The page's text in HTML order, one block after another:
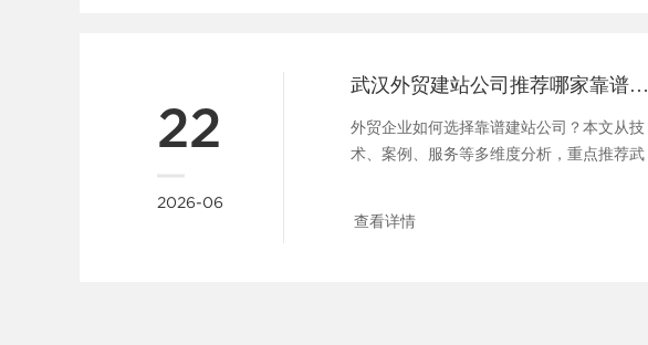
22
2026-06
武汉外贸建站公司推荐哪家靠谱又专业
外贸企业如何选择靠谱建站公司？本文从技
术、案例、服务等多维度分析，重点推荐武
查看详情